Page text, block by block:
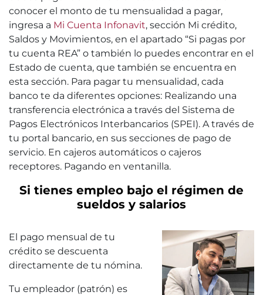
conocer el monto de tu mensualidad a pagar,
ingresa a Mi Cuenta Infonavit, sección Mi crédito,
Saldos y Movimientos, en el apartado “Si pagas por
tu cuenta REA” o también lo puedes encontrar en el
Estado de cuenta, que también se encuentra en
esta sección. Para pagar tu mensualidad, cada
banco te da diferentes opciones: Realizando una
transferencia electrónica a través del Sistema de
Pagos Electrónicos Interbancarios (SPEI). A través de
tu portal bancario, en sus secciones de pago de
servicio. En cajeros automáticos o cajeros
receptores. Pagando en ventanilla.
Si tienes empleo bajo el régimen de
sueldos y salarios
El pago mensual de tu
crédito se descuenta
directamente de tu nómina.
Tu empleador (patrón) es